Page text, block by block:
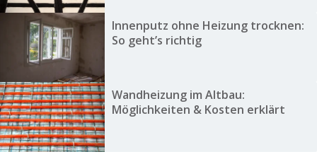
Innenputz ohne Heizung trocknen:
So geht’s richtig
Wandheizung im Altbau:
Möglichkeiten & Kosten erklärt